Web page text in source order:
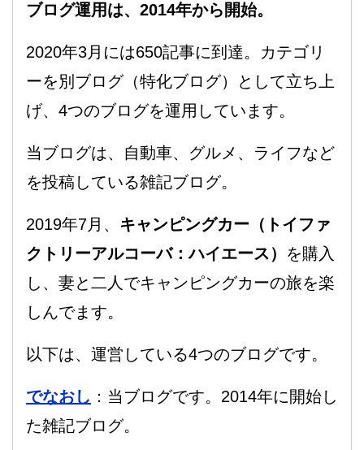
ブログ運用は、2014年から開始。
2020年3月には650記事に到達。カテゴリ
ーを別ブログ（特化ブログ）として立ち上
げ、4つのブログを運用しています。
当ブログは、自動車、グルメ、ライフなど
を投稿している雑記ブログ。
2019年7月、 キャンピングカー（トイファ
クトリーアルコーバ：ハイエース） を購入
し、妻と二人でキャンピングカーの旅を楽
しんでます。
以下は、運営している4つのブログです。
でなおし ：当ブログです。2014年に開始し
た雑記ブログ。